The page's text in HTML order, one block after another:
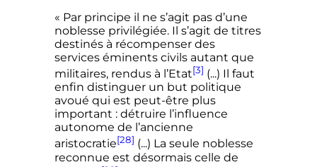
« Par principe il ne s’agit pas d’une
noblesse privilégiée. Il s’agit de titres
destinés à récompenser des
services éminents civils autant que
militaires, rendus à l’Etat[3] (...) Il faut
enfin distinguer un but politique
avoué qui est peut-être plus
important : détruire l’influence
autonome de l’ancienne
aristocratie[28] (...) La seule noblesse
reconnue est désormais celle de